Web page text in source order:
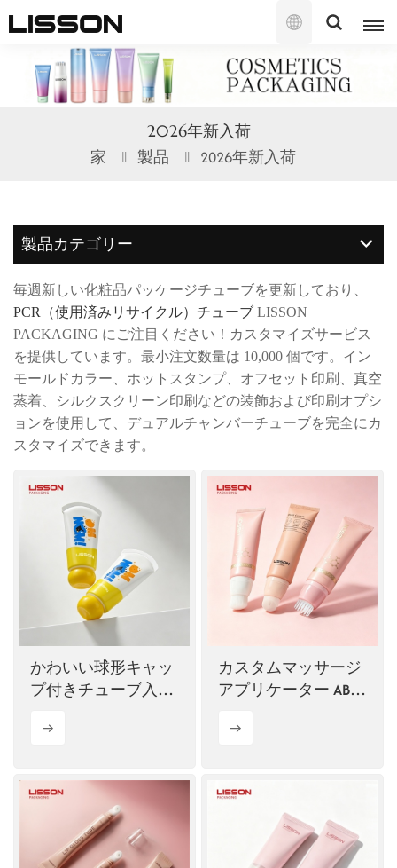
語
English
français
español
português
العربية
日本語
한국의
ไทย
2026年新入荷
家 製品 2026年新入荷
製品カテゴリー
毎週新しい化粧品パッケージチューブを更新しており、
PCR（使用済みリサイクル）チューブ LISSON
PACKAGING にご注目ください！カスタマイズサービス
を提供しています。最小注文数量は 10,000 個です。イン
モールドカラー、ホットスタンプ、オフセット印刷、真空
蒸着、シルクスクリーン印刷などの装飾および印刷オプシ
ョンを使用して、デュアルチャンバーチューブを完全にカ
スタマイズできます。
かわいい球形キャッ
プ付きチューブ入り
カスタムマッサージ
アプリケーター ABL